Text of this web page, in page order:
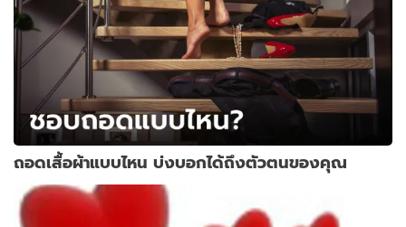
ถอดเสื้อผ้าแบบไหน บ่งบอกได้ถึงตัวตนของคุณ